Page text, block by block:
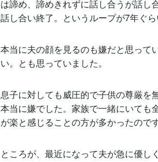
は諦め、諦めきれずに話し合うが話し
話し合い終了。というループが7年ぐら
本当に夫の顔を見るのも嫌だと思って
い。とも思っていました。
息子に対しても威圧的で子供の尊厳を
本当に嫌でした。家族で一緒にいても
が楽と感じることの方が多かったのです
ところが、最近になって夫が急に優し